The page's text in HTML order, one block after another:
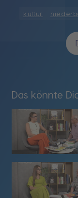
kultur
Das könnte